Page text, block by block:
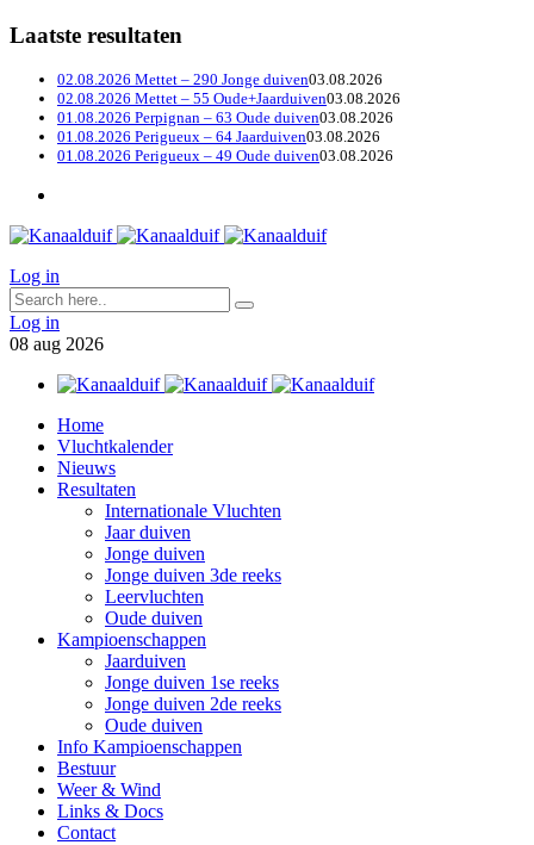
Laatste resultaten
02.08.2026 Mettet – 290 Jonge duiven03.08.2026
02.08.2026 Mettet – 55 Oude+Jaarduiven03.08.2026
01.08.2026 Perpignan – 63 Oude duiven03.08.2026
01.08.2026 Perigueux – 64 Jaarduiven03.08.2026
01.08.2026 Perigueux – 49 Oude duiven03.08.2026
Log in
Log in
08 aug 2026
Home
Vluchtkalender
Nieuws
Resultaten
Internationale Vluchten
Jaar duiven
Jonge duiven
Jonge duiven 3de reeks
Leervluchten
Oude duiven
Kampioenschappen
Jaarduiven
Jonge duiven 1se reeks
Jonge duiven 2de reeks
Oude duiven
Info Kampioenschappen
Bestuur
Weer & Wind
Links & Docs
Contact